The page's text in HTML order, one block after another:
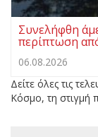
Συνελήφθη
περίπτωση
06.08.2026
Δείτε όλες τις
Κόσμο, τη στιγμή